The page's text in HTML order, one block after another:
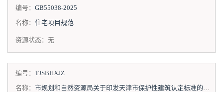
编号： GB55038-2025
名称： 住宅项目规范
资源状态： 无
编号： TJSBHXJZ
名称： 市规划和自然资源局关于印发天津市保护性建筑认定标准的通知